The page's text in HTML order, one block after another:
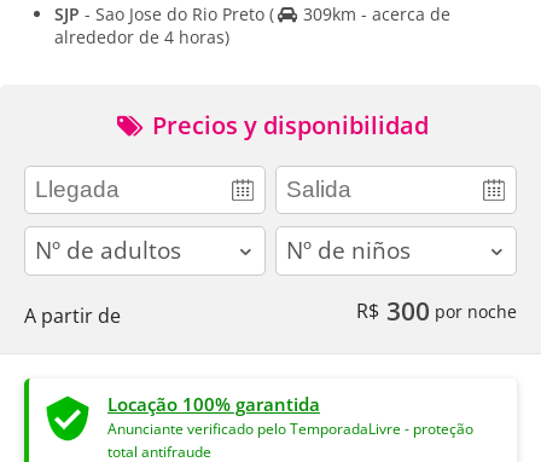
SJP - Sao Jose do Rio Preto (
309km - acerca de
alrededor de 4 horas)
Precios y disponibilidad
adults children
A partir de R$ 300 por noche
Locação 100% garantida
Anunciante verificado pelo TemporadaLivre - proteção
total antifraude